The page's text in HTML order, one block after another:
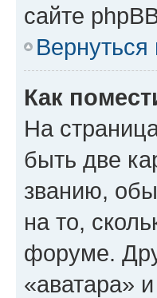
сайте
Вернуться
Как
На
быть две
званию,
на то,
форуме.
«аватара»